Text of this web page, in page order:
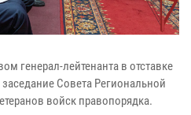
генерал-лейтенанта в отставке
Совета Региональной
войск правопорядка.